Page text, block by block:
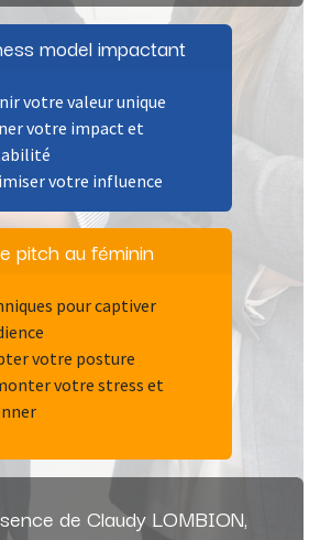
model impactant
votre valeur unique
votre impact et
votre influence
pitch au féminin
pour captiver
votre posture
votre stress et
de Claudy LOMBION,